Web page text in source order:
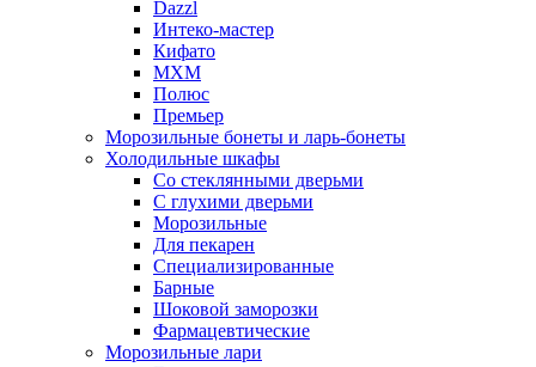
Dazzl
Интеко-мастер
Кифато
МХМ
Полюс
Премьер
Морозильные бонеты и ларь-бонеты
Холодильные шкафы
Со стеклянными дверьми
С глухими дверьми
Морозильные
Для пекарен
Специализированные
Барные
Шоковой заморозки
Фармацевтические
Морозильные лари